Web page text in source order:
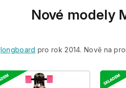
Nové modely
longboard pro rok 2014. Nově na